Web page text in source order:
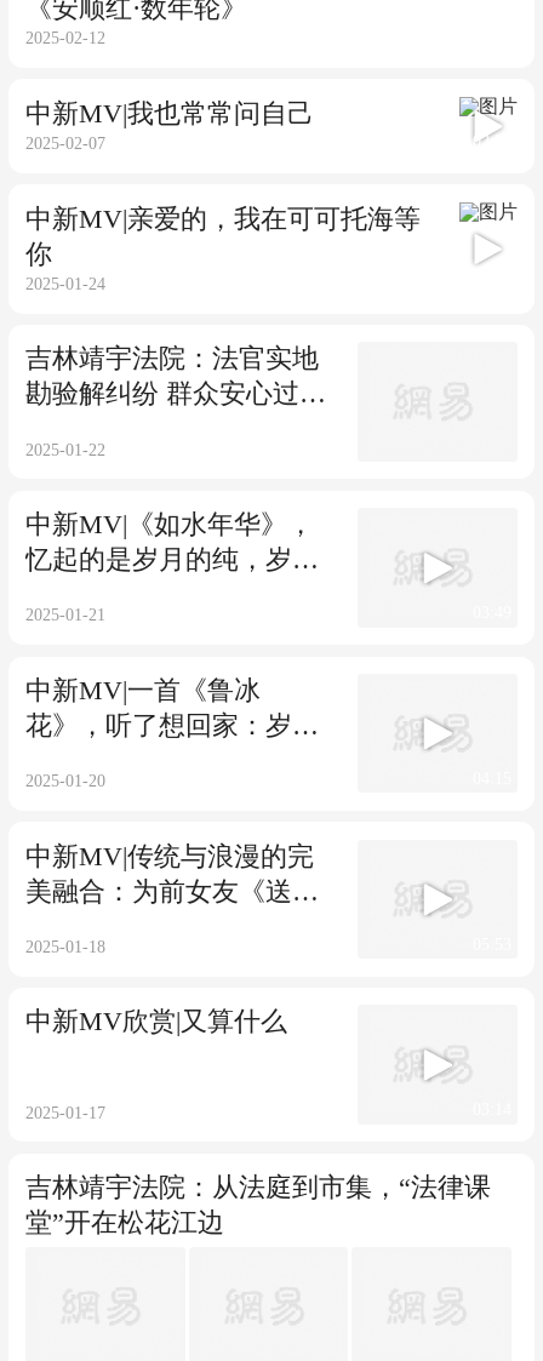
《安顺红·数年轮》
2025-02-12
中新MV|我也常常问自己
2025-02-07 02:24
中新MV|亲爱的，我在可可托海等
你
2025-01-24
吉林靖宇法院：法官实地
勘验解纠纷 群众安心过大
2025-01-22
中新MV|《如水年华》，
忆起的是岁月的纯，岁月
2025-01-21
中新MV|一首《鲁冰
花》，听了想回家：岁月
2025-01-20
中新MV|传统与浪漫的完
美融合：为前女友《送
2025-01-18
中新MV欣赏|又算什么
2025-01-17
吉林靖宇法院：从法庭到市集，“法律课
堂”开在松花江边